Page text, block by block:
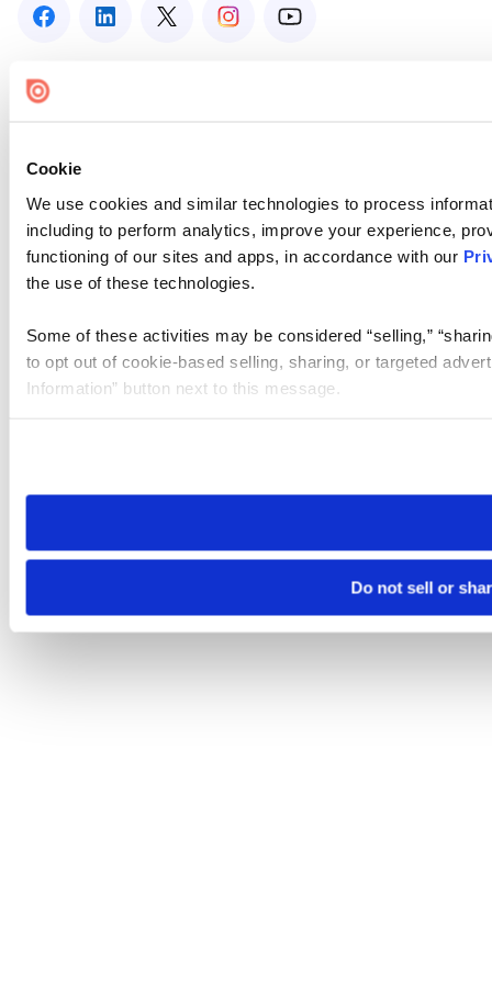
Cookie
We use cookies and similar technologies to process
including to perform analytics, improve your experience,
functioning of our sites and apps, in accordance with our
the use of these technologies.
Some of these activities may be considered “selling,”
to opt out of cookie-based selling, sharing, or targeted
Information” button next to this message.
need to be set again.
Do not sell or